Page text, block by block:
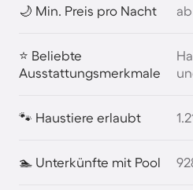
🌙 Min. Preis pro Nacht
⭐ Beliebte
Ausstattungsmerkmale
🐾 Haustiere erlaubt
🏊 Unterkünfte mit Pool